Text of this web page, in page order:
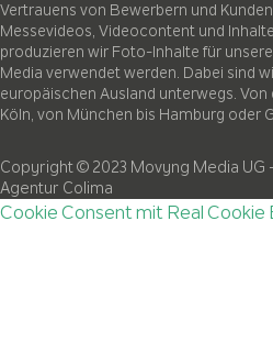
Vertrauens von Bewerbern und
Messevideos, Videocontent und
produzieren wir Foto-Inhalte für
Media verwendet werden. Dabei sind
europäischen Ausland unterwegs.
Köln, von München bis Hamburg oder
Copyright © 2023 Movyng Media UG
Agentur Colima
Cookie Consent mit Real Cookie